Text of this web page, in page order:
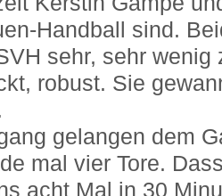
Handball sind.
sehr, sehr
robust. Sie
gelangen dem
mal vier Tore.
acht Mal in 30